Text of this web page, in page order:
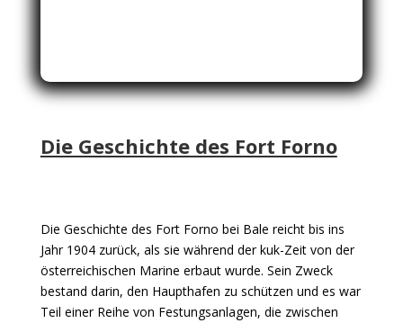
Die Geschichte des Fort Forno
Die Geschichte des Fort Forno bei Bale reicht bis ins
Jahr 1904 zurück, als sie während der kuk-Zeit von der
österreichischen Marine erbaut wurde. Sein Zweck
bestand darin, den Haupthafen zu schützen und es war
Teil einer Reihe von Festungsanlagen, die zwischen